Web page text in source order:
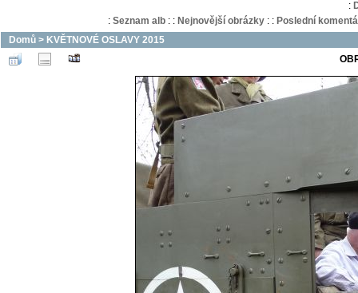
:
: Seznam alb: : Nejnovější obrázky: : Poslední
Domů > KVĚTNOVÉ OSLAVY 2015